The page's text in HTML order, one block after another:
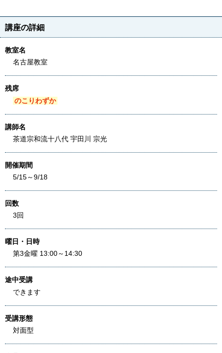
講座の詳細
教室名
名古屋教室
残席
のこりわずか
講師名
茶道宗和流十八代 宇田川 宗光
開催期間
5/15～9/18
回数
3回
曜日・日時
第3金曜 13:00～14:30
途中受講
できます
受講形態
対面型